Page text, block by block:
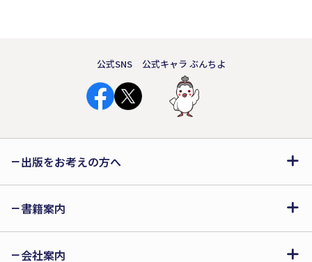
公式SNS 公式キャラ ぶんちよ
出版をお考えの方へ
書籍案内
会社案内